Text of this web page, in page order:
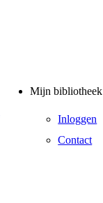
Mijn bibliotheek
Inloggen
Contact